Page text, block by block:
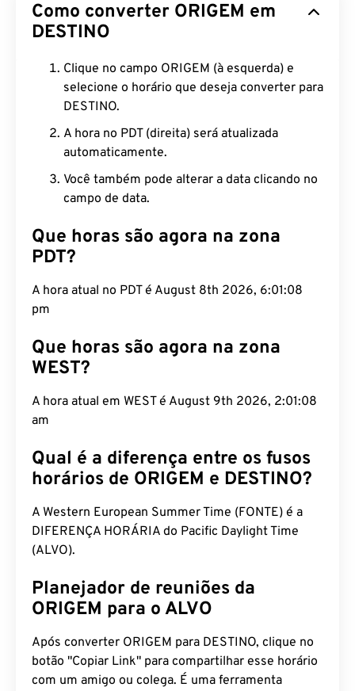
Como converter ORIGEM em
DESTINO
Clique no campo ORIGEM (à esquerda) e
selecione o horário que deseja converter para
DESTINO.
A hora no PDT (direita) será atualizada
automaticamente.
Você também pode alterar a data clicando no
campo de data.
Que horas são agora na zona
PDT?
A hora atual no PDT é August 8th 2026, 6:01:09
pm
Que horas são agora na zona
WEST?
A hora atual em WEST é August 9th 2026, 2:01:09
am
Qual é a diferença entre os fusos
horários de ORIGEM e DESTINO?
A Western European Summer Time (FONTE) é a
DIFERENÇA HORÁRIA do Pacific Daylight Time
(ALVO).
Planejador de reuniões da
ORIGEM para o ALVO
Após converter ORIGEM para DESTINO, clique no
botão "Copiar Link" para compartilhar esse horário
com um amigo ou colega. É uma ferramenta